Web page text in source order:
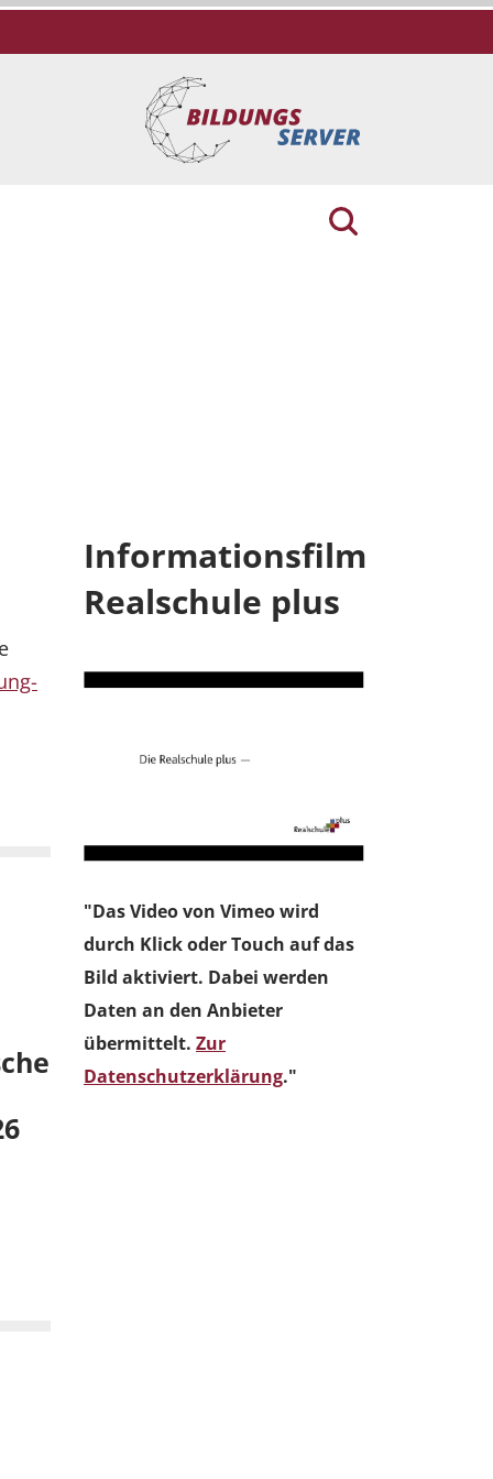
Informationsfilm
Realschule plus
"Das Video von Vimeo wird
durch Klick oder Touch auf das
Bild aktiviert. Dabei werden
Daten an den Anbieter
übermittelt. Zur
Datenschutzerklärung."